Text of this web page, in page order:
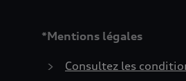
*Mentions légales
Consultez les